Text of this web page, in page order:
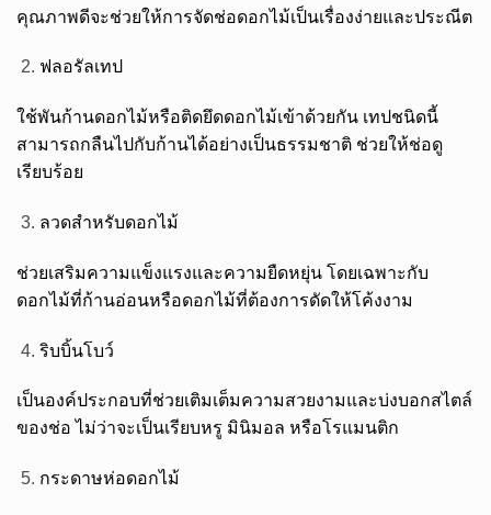
คุณภาพดีจะช่วยให้การจัดช่อดอกไม้เป็นเรื่องง่ายและประณีต
ฟลอรัลเทป
ใช้พันก้านดอกไม้หรือติดยึดดอกไม้เข้าด้วยกัน เทปชนิดนี้
สามารถกลืนไปกับก้านได้อย่างเป็นธรรมชาติ ช่วยให้ช่อดู
เรียบร้อย
ลวดสำหรับดอกไม้
ช่วยเสริมความแข็งแรงและความยืดหยุ่น โดยเฉพาะกับ
ดอกไม้ที่ก้านอ่อนหรือดอกไม้ที่ต้องการดัดให้โค้งงาม
ริบบิ้นโบว์
เป็นองค์ประกอบที่ช่วยเติมเต็มความสวยงามและบ่งบอกสไตล์
ของช่อ ไม่ว่าจะเป็นเรียบหรู มินิมอล หรือโรแมนติก
กระดาษห่อดอกไม้